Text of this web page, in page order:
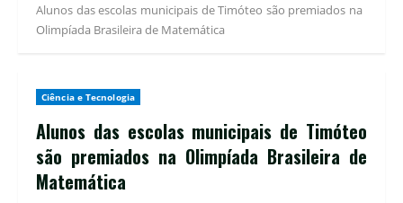
Alunos das escolas municipais de Timóteo são premiados na
Olimpíada Brasileira de Matemática
Ciência e Tecnologia
Alunos das escolas municipais de Timóteo
são premiados na Olimpíada Brasileira de
Matemática